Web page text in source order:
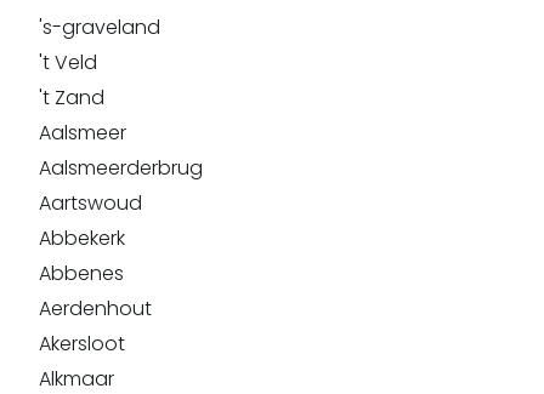
's-graveland
't Veld
't Zand
Aalsmeer
Aalsmeerderbrug
Aartswoud
Abbekerk
Abbenes
Aerdenhout
Akersloot
Alkmaar